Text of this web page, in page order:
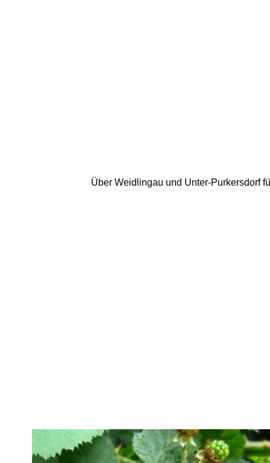
Über Weidlingau und Unter-Purkersdorf